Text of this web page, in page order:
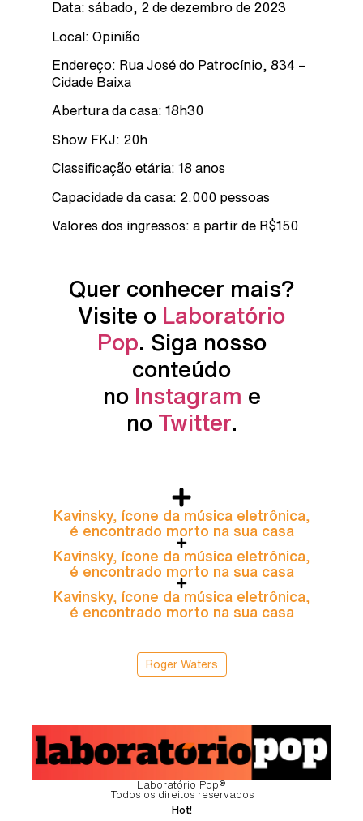
Data: sábado, 2 de dezembro de 2023
Local: Opinião
Endereço: Rua José do Patrocínio, 834 –
Cidade Baixa
Abertura da casa: 18h30
Show FKJ: 20h
Classificação etária: 18 anos
Capacidade da casa: 2.000 pessoas
Valores dos ingressos: a partir de R$150
Quer conhecer mais?
Visite o Laboratório
Pop. Siga nosso
conteúdo
no Instagram e
no Twitter.
Kavinsky, ícone da música eletrônica,
é encontrado morto na sua casa
Kavinsky, ícone da música eletrônica,
é encontrado morto na sua casa
Kavinsky, ícone da música eletrônica,
é encontrado morto na sua casa
Roger Waters
Laboratório Pop®
Todos os direitos reservados
Hot!